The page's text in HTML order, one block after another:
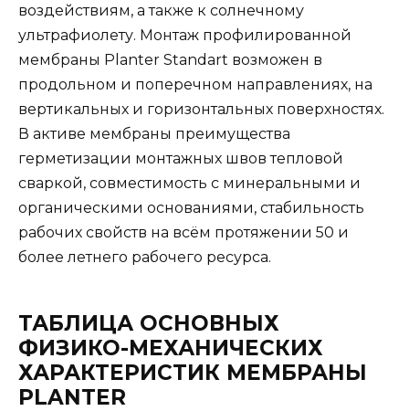
воздействиям, а также к солнечному
ультрафиолету. Монтаж профилированной
мембраны Planter Standart возможен в
продольном и поперечном направлениях, на
вертикальных и горизонтальных поверхностях.
В активе мембраны преимущества
герметизации монтажных швов тепловой
сваркой, совместимость с минеральными и
органическими основаниями, стабильность
рабочих свойств на всём протяжении 50 и
более летнего рабочего ресурса.
ТАБЛИЦА ОСНОВНЫХ
ФИЗИКО-МЕХАНИЧЕСКИХ
ХАРАКТЕРИСТИК МЕМБРАНЫ
PLANTER